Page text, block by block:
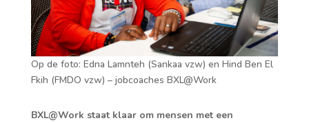
Op de foto: Edna Lamnteh (Sankaa vzw) en Hind Ben El
Fkih (FMDO vzw) – jobcoaches BXL@Work
BXL@Work staat klaar om mensen met een